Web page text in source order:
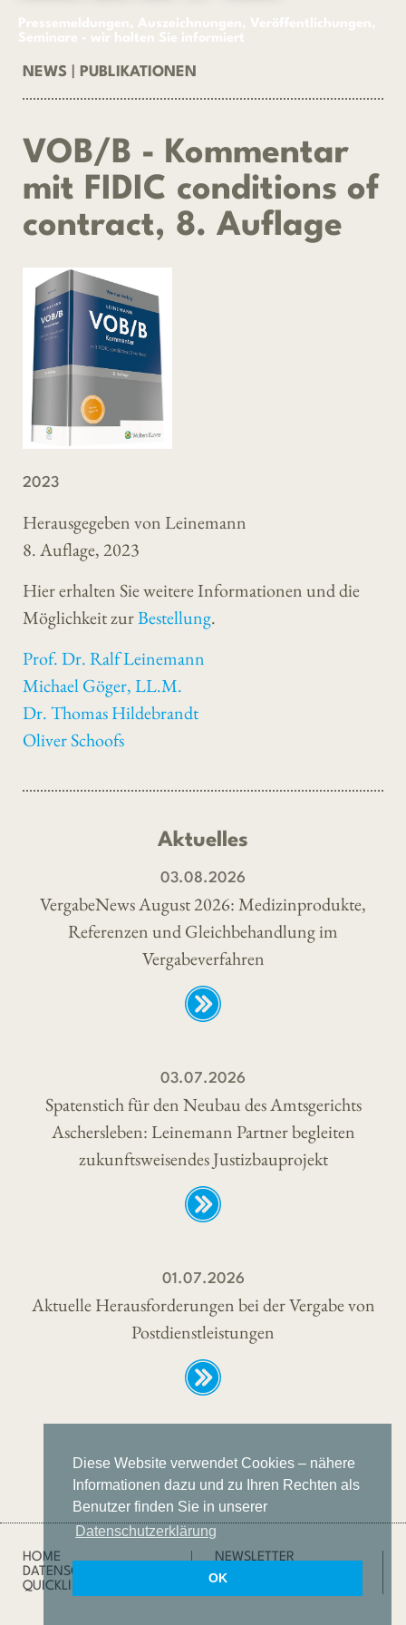
Diese Website verwendet Cookies – nähere
Informationen dazu und zu Ihren Rechten als
Benutzer finden Sie in unserer
Datenschutzerklärung
OK
Pressemeldungen, Auszeichnungen, Veröffentlichungen,
Seminare - wir halten Sie informiert
NEWS PUBLIKATIONEN
VOB/B - Kommentar
mit FIDIC conditions of
contract, 8. Auflage
2023
Herausgegeben von Leinemann
8. Auflage, 2023
Hier erhalten Sie weitere Informationen und die
Möglichkeit zurBestellung.
Prof. Dr. Ralf Leinemann
Michael Göger, LL.M.
Dr. Thomas Hildebrandt
Oliver Schoofs
Aktuelles
03.08.2026
VergabeNews August 2026: Medizinprodukte,
Referenzen und Gleichbehandlung im
Vergabeverfahren
03.07.2026
Spatenstich für den Neubau des Amtsgerichts
Aschersleben: Leinemann Partner begleiten
zukunftsweisendes Justizbauprojekt
01.07.2026
Aktuelle Herausforderungen bei der Vergabe von
Postdienstleistungen
HOME
NEWSLETTER
DATENSCHUTZ
IMPRESSUM
QUICKLINKS
SUCHE